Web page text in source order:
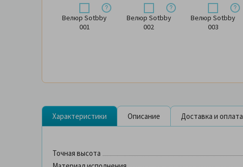
Велюр Sotbby
001
Велюр Sotbby
002
Велюр Sotbby
003
Характеристики Описание Доставка и оплата
Точная высота